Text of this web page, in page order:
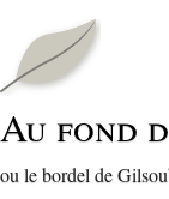
Au fond
ou le bordel de